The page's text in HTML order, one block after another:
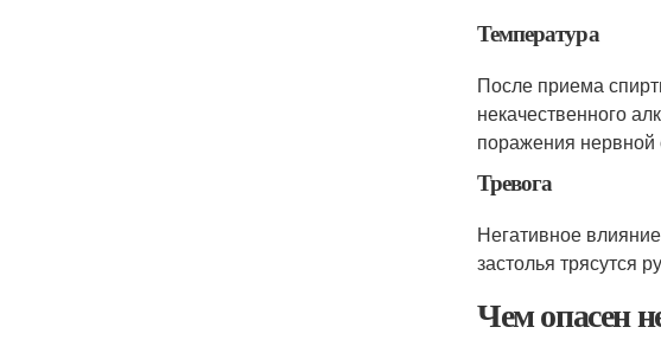
Температура
После приема
некачественного
поражения нервной
Тревога
Негативное
застолья трясутся
Чем опасен